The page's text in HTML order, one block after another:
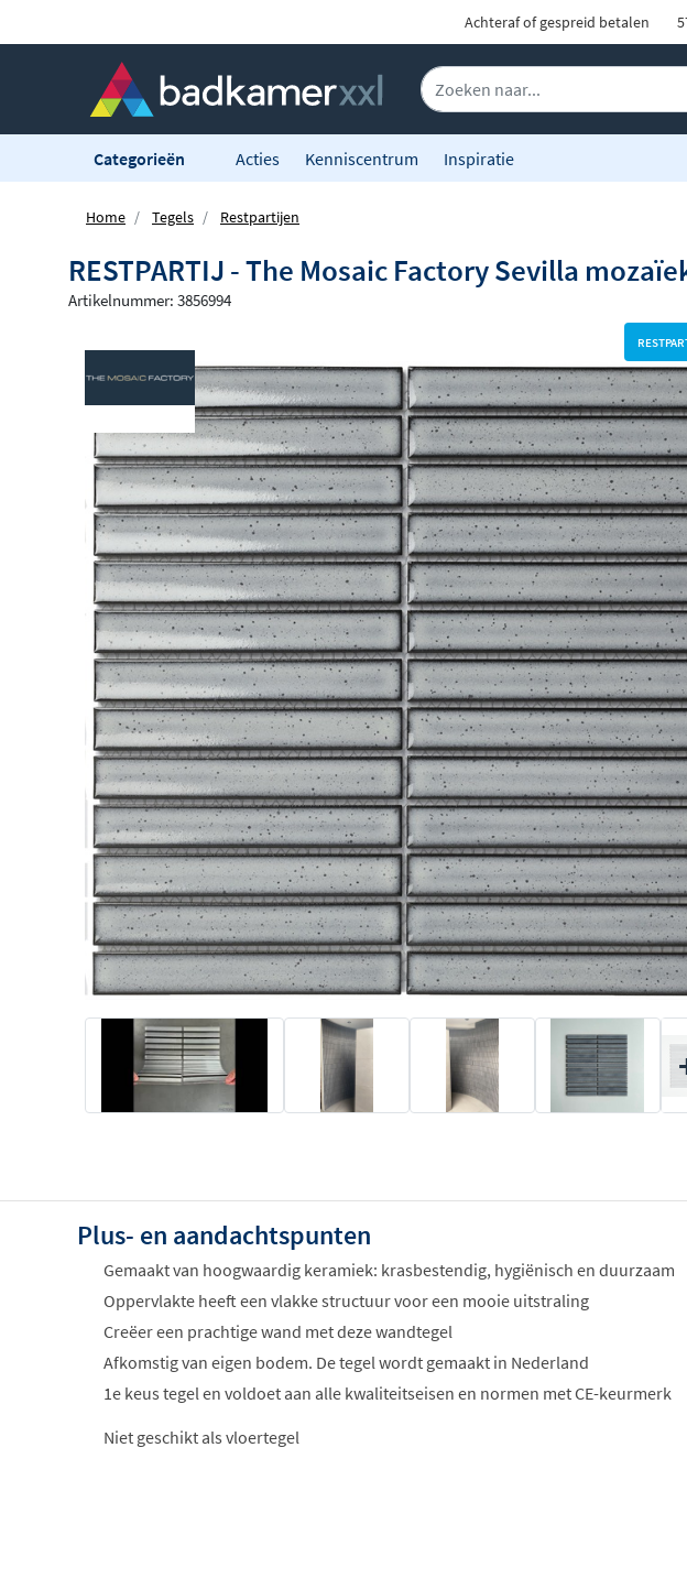
Achteraf of gespreid betalen
Categorieën Acties Kenniscentrum Inspiratie
Home Tegels Restpartijen
RESTPARTIJ - The Mosaic Factory Sevilla
Artikelnummer: 3856994
Plus- en aandachtspunten
Gemaakt van hoogwaardig keramiek: krasbestendig, hygiënisch en duurzaam
Oppervlakte heeft een vlakke structuur voor een mooie uitstraling
Creëer een prachtige wand met deze wandtegel
Afkomstig van eigen bodem. De tegel wordt gemaakt in Nederland
1e keus tegel en voldoet aan alle kwaliteitseisen en normen met CE-keurmerk
Niet geschikt als vloertegel